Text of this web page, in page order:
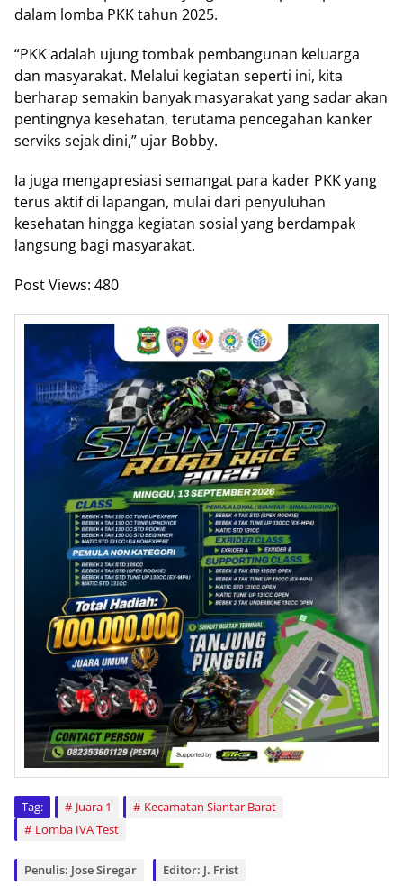
dalam lomba PKK tahun 2025.
“PKK adalah ujung tombak pembangunan keluarga
dan masyarakat. Melalui kegiatan seperti ini, kita
berharap semakin banyak masyarakat yang sadar akan
pentingnya kesehatan, terutama pencegahan kanker
serviks sejak dini,” ujar Bobby.
Ia juga mengapresiasi semangat para kader PKK yang
terus aktif di lapangan, mulai dari penyuluhan
kesehatan hingga kegiatan sosial yang berdampak
langsung bagi masyarakat.
Post Views: 480
Tag: Juara 1
Kecamatan Siantar Barat
Lomba IVA Test
Penulis: Jose Siregar Editor: J. Frist